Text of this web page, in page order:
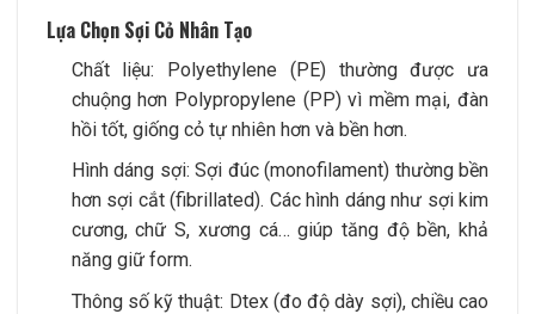
Lựa Chọn Sợi Cỏ Nhân Tạo
Chất liệu: Polyethylene (PE) thường được ưa
chuộng hơn Polypropylene (PP) vì mềm mại, đàn
hồi tốt, giống cỏ tự nhiên hơn và bền hơn.
Hình dáng sợi: Sợi đúc (monofilament) thường bền
hơn sợi cắt (fibrillated). Các hình dáng như sợi kim
cương, chữ S, xương cá… giúp tăng độ bền, khả
năng giữ form.
Thông số kỹ thuật: Dtex (đo độ dày sợi), chiều cao